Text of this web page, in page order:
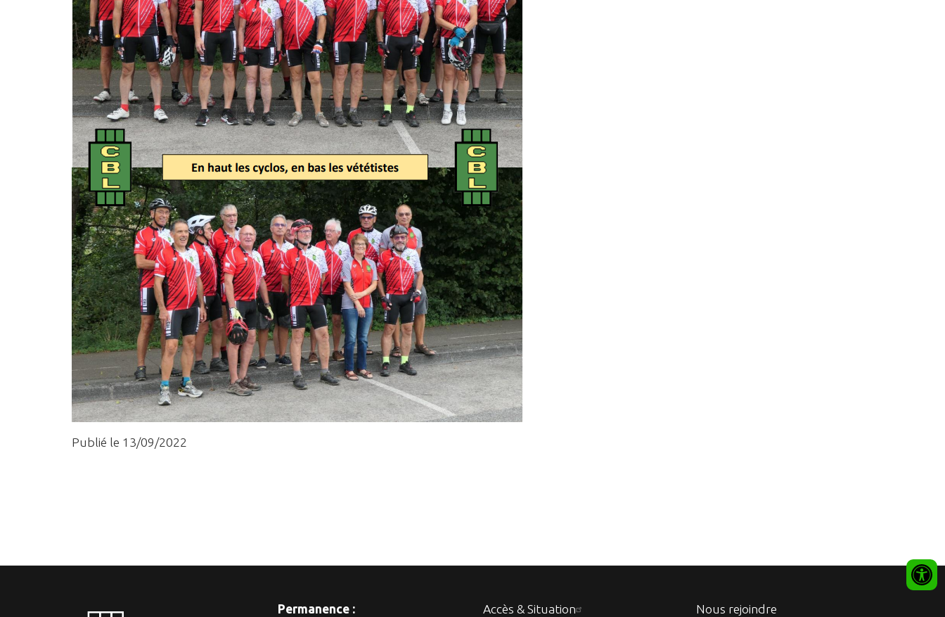
Publié le 13/09/2022
Permanence : Accès & Situation Nous rejoindre